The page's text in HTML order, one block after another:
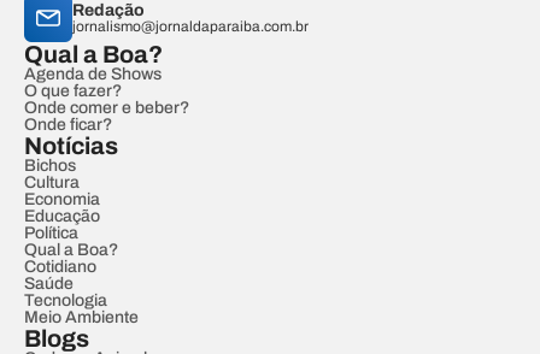
Redação
jornalismo@jornaldaparaiba.com.br
Qual a Boa?
Agenda de Shows
O que fazer?
Onde comer e beber?
Onde ficar?
Notícias
Bichos
Cultura
Economia
Educação
Política
Qual a Boa?
Cotidiano
Saúde
Tecnologia
Meio Ambiente
Blogs